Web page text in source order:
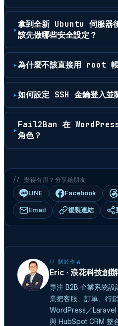
拿到全新 Ubuntu 伺服器
該先做哪些安全設定？
為什麼不該直接用 root 帳
如何設定 SSH 金鑰登入並
Fail2Ban 在 WordPress
角色？
// 覺得有用？分享給朋友
LINE Facebook
Email 複製連結
// 關於作者
Eric · 浪花科技創
專注 B2B 企業系統設
業把客服、訂單、行
WordPress／Laravel
與 HubSpot CRM 整合